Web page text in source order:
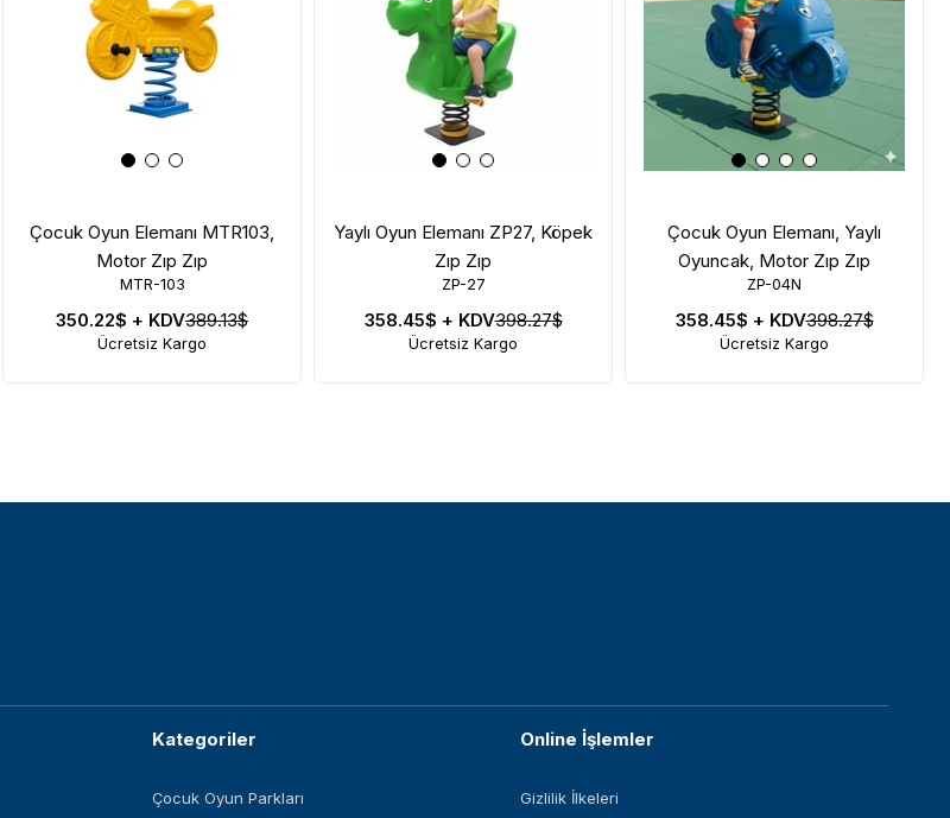
Çocuk Oyun Elemanı MTR103,
Motor Zıp Zıp
MTR-103
350.22$ + KDV389.13$
Ücretsiz Kargo
Yaylı Oyun Elemanı ZP27, Köpek
Zıp Zıp
ZP-27
358.45$ + KDV398.27$
Ücretsiz Kargo
Çocuk Oyun Elemanı, Yaylı
Oyuncak, Motor Zıp Zıp
ZP-04N
358.45$ + KDV398.27$
Ücretsiz Kargo
Kategoriler
Çocuk Oyun Parkları
Online İşlemler
Gizlilik İlkeleri